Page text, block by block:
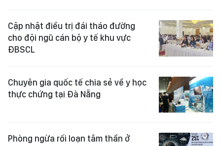
Cập nhật điều trị đái tháo đường
cho đội ngũ cán bộ y tế khu vực
ĐBSCL
Chuyên gia quốc tế chia sẻ về y học
thực chứng tại Đà Nẵng
Phòng ngừa rối loạn tâm thần ở